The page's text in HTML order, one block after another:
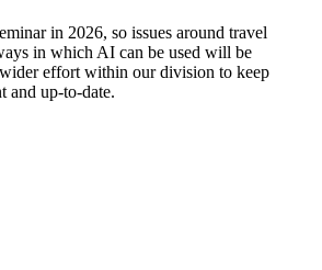
in 2026, so issues around travel
in which AI can be used will be
effort within our division to keep
and up-to-date.